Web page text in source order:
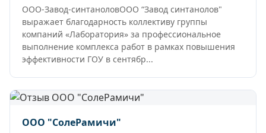
ООО-Завод-синтаноловООО “Завод синтанолов"
выражает благодарность коллективу группы
компаний «Лаборатория» за профессиональное
выполнение комплекса работ в рамках повышения
эффективности ГОУ в сентябр...
ООО "СолеРамичи"